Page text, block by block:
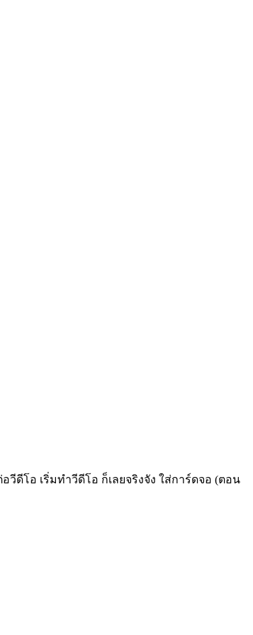
วีดีโอ เริ่มทำวีดีโอ ก็เลยจริงจัง ใส่การ์ดจอ (ตอน